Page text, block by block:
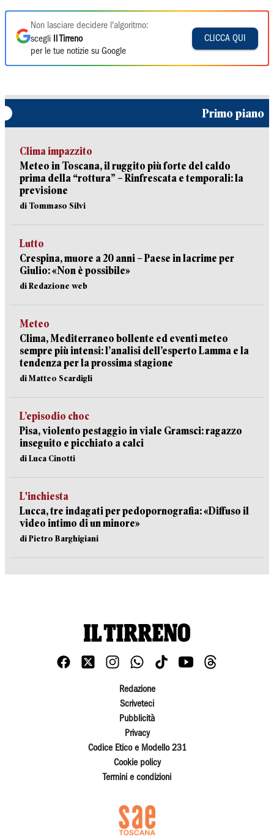
Non lasciare decidere l'algoritmo:
scegli
Il Tirreno
per le tue notizie su Google
CLICCA QUI
Primo piano
Clima impazzito
Meteo in Toscana, il ruggito più forte del caldo
prima della “rottura” – Rinfrescata e temporali: la
previsione
di Tommaso Silvi
Lutto
Crespina, muore a 20 anni – Paese in lacrime per
Giulio: «Non è possibile»
di Redazione web
Meteo
Clima, Mediterraneo bollente ed eventi meteo
sempre più intensi: l’analisi dell’esperto Lamma e la
tendenza per la prossima stagione
di Matteo Scardigli
L’episodio choc
Pisa, violento pestaggio in viale Gramsci: ragazzo
inseguito e picchiato a calci
di Luca Cinotti
L'inchiesta
Lucca, tre indagati per pedopornografia: «Diffuso il
video intimo di un minore»
di Pietro Barghigiani
Redazione
Scriveteci
Pubblicità
Privacy
Codice Etico e Modello 231
Cookie policy
Termini e condizioni